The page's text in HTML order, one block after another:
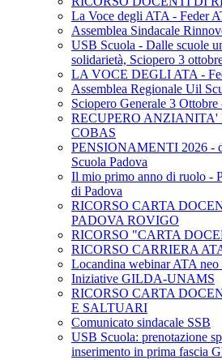
La Voce degli ATA - Feder
Assemblea Sindacale
USB Scuola - Dalle scuole
solidarietà, Sciopero 3
LA VOCE DEGLI ATA -
Assemblea Regionale Uil
Sciopero Generale 3
RECUPERO ANZIANITA'
COBAS
PENSIONAMENTI 2026 -
Scuola Padova
Il mio primo anno di ruolo -
di Padova
RICORSO CARTA
PADOVA ROVIGO
RICORSO "CARTA
RICORSO CARRIERA
Locandina webinar ATA
Iniziative GILDA-UNAMS
RICORSO CARTA
E SALTUARI
Comunicato sindacale SSB
USB Scuola: prenotazione
inserimento in prima fascia